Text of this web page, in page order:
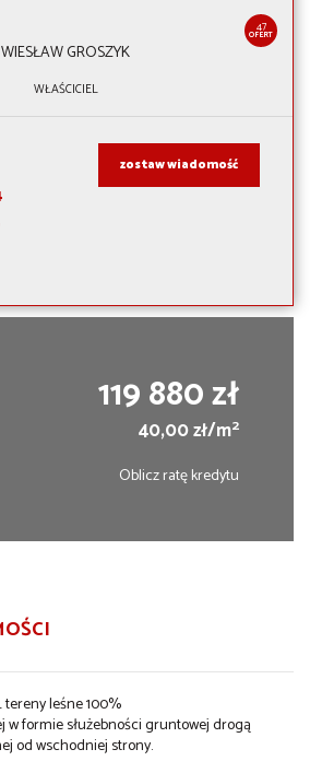
47
OFERT
WIESŁAW GROSZYK
WŁAŚCICIEL
zostaw wiadomość
119 880 zł
40,00 zł/m2
Oblicz ratę kredytu
tereny leśne 100%
w formie służebności gruntowej drogą
od wschodniej strony.